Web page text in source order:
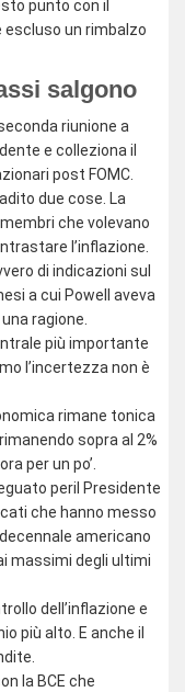
punto con il
escluso un rimbalzo
salgono
riunione a
e colleziona il
post FOMC.
due cose. La
che volevano
l’inflazione.
di indicazioni sul
a cui Powell aveva
ragione.
più importante
l’incertezza non è
rimane tonica
sopra al 2%
per un po’.
peril Presidente
che hanno messo
americano
massimi degli ultimi
dell’inflazione e
più alto. E anche il
la BCE che